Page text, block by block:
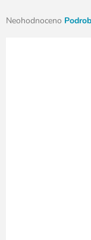
Průměrné
Neohodnoceno